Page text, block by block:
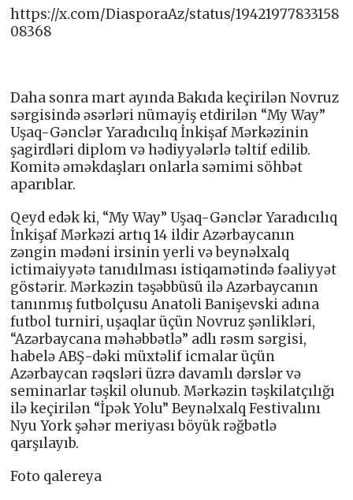
https://x.com/DiasporaAz/status/19421977833158
08368
Daha sonra mart ayında Bakıda keçirilən Novruz
sərgisində əsərləri nümayiş etdirilən “My Way”
Uşaq-Gənclər Yaradıcılıq İnkişaf Mərkəzinin
şagirdləri diplom və hədiyyələrlə təltif edilib.
Komitə əməkdaşları onlarla səmimi söhbət
aparıblar.
Qeyd edək ki, “My Way” Uşaq-Gənclər Yaradıcılıq
İnkişaf Mərkəzi artıq 14 ildir Azərbaycanın
zəngin mədəni irsinin yerli və beynəlxalq
ictimaiyyətə tanıdılması istiqamətində fəaliyyət
göstərir. Mərkəzin təşəbbüsü ilə Azərbaycanın
tanınmış futbolçusu Anatoli Banişevski adına
futbol turniri, uşaqlar üçün Novruz şənlikləri,
“Azərbaycana məhəbbətlə” adlı rəsm sərgisi,
habelə ABŞ-dəki müxtəlif icmalar üçün
Azərbaycan rəqsləri üzrə davamlı dərslər və
seminarlar təşkil olunub. Mərkəzin təşkilatçılığı
ilə keçirilən “İpək Yolu” Beynəlxalq Festivalını
Nyu York şəhər meriyası böyük rəğbətlə
qarşılayıb.
Foto qalereya